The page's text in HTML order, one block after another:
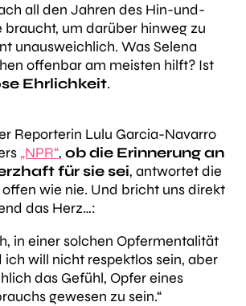
all den Jahren des Hin-und-
braucht, um darüber hinweg zu
unausweichlich. Was Selena
offenbar am meisten hilft? Ist
Ehrlichkeit.
Reporterin Lulu Garcia-Navarro
„NPR“, ob die Erinnerung an
für sie sei, antwortet die
wie nie. Und bricht uns direkt
das Herz…:
in einer solchen Opfermentalität
ich will nicht respektlos sein, aber
das Gefühl, Opfer eines
gewesen zu sein.“